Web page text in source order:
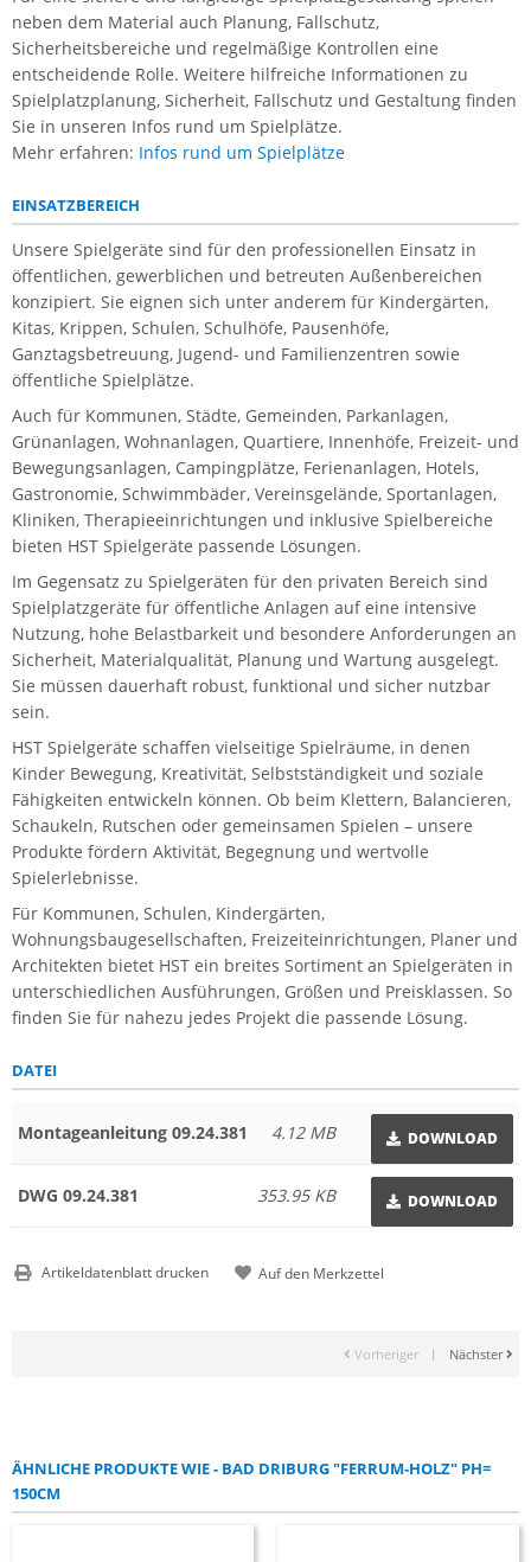
neben dem Material auch Planung, Fallschutz,
Sicherheitsbereiche und regelmäßige Kontrollen eine
entscheidende Rolle. Weitere hilfreiche Informationen zu
Spielplatzplanung, Sicherheit, Fallschutz und Gestaltung finden
Sie in unseren Infos rund um Spielplätze.
Mehr erfahren: Infos rund um Spielplätze
EINSATZBEREICH
Unsere Spielgeräte sind für den professionellen Einsatz in
öffentlichen, gewerblichen und betreuten Außenbereichen
konzipiert. Sie eignen sich unter anderem für Kindergärten,
Kitas, Krippen, Schulen, Schulhöfe, Pausenhöfe,
Ganztagsbetreuung, Jugend- und Familienzentren sowie
öffentliche Spielplätze.
Auch für Kommunen, Städte, Gemeinden, Parkanlagen,
Grünanlagen, Wohnanlagen, Quartiere, Innenhöfe, Freizeit- und
Bewegungsanlagen, Campingplätze, Ferienanlagen, Hotels,
Gastronomie, Schwimmbäder, Vereinsgelände, Sportanlagen,
Kliniken, Therapieeinrichtungen und inklusive Spielbereiche
bieten HST Spielgeräte passende Lösungen.
Im Gegensatz zu Spielgeräten für den privaten Bereich sind
Spielplatzgeräte für öffentliche Anlagen auf eine intensive
Nutzung, hohe Belastbarkeit und besondere Anforderungen an
Sicherheit, Materialqualität, Planung und Wartung ausgelegt.
Sie müssen dauerhaft robust, funktional und sicher nutzbar
sein.
HST Spielgeräte schaffen vielseitige Spielräume, in denen
Kinder Bewegung, Kreativität, Selbstständigkeit und soziale
Fähigkeiten entwickeln können. Ob beim Klettern, Balancieren,
Schaukeln, Rutschen oder gemeinsamen Spielen – unsere
Produkte fördern Aktivität, Begegnung und wertvolle
Spielerlebnisse.
Für Kommunen, Schulen, Kindergärten,
Wohnungsbaugesellschaften, Freizeiteinrichtungen, Planer und
Architekten bietet HST ein breites Sortiment an Spielgeräten in
unterschiedlichen Ausführungen, Größen und Preisklassen. So
finden Sie für nahezu jedes Projekt die passende Lösung.
DATEI
Montageanleitung 09.24.381 DOWNLOAD
4.12 MB
DWG 09.24.381 DOWNLOAD
353.95 KB
Artikeldatenblatt drucken
Vorheriger | Nächster
ÄHNLICHE PRODUKTE WIE - BAD DRIBURG "FERRUM-HOLZ" PH=
150CM